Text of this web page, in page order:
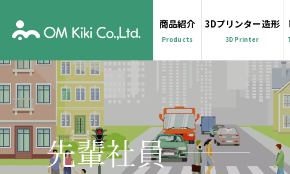
商品紹介
Products
3Dプリンター造形
3D Printer
先輩社員